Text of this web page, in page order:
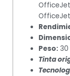
OfficeJet
Peso: 30
Tinta